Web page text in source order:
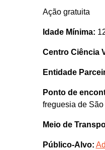
Ação gratuita
Idade Mínima:
Centro Ciência
Entidade
Ponto de
freguesia de São
Meio de
Público-Alvo: